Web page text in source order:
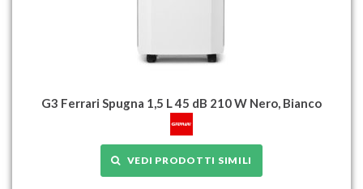
G3 Ferrari Spugna 1,5 L 45 dB 210 W Nero, Bianco
VEDI PRODOTTI SIMILI